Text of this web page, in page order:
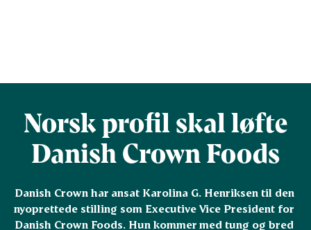
Norsk profil skal løfte
Danish Crown Foods
Danish Crown har ansat Karolina G. Henriksen til den
nyoprettede stilling som Executive Vice President for
Danish Crown Foods. Hun kommer med tung og bred